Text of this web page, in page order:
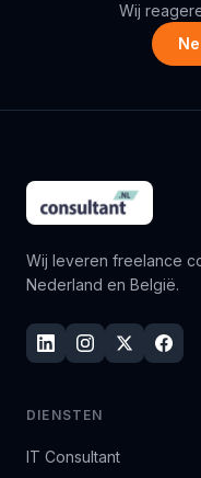
Wij
Wij leveren freelance
Nederland en België.
DIENSTEN
IT Consultant